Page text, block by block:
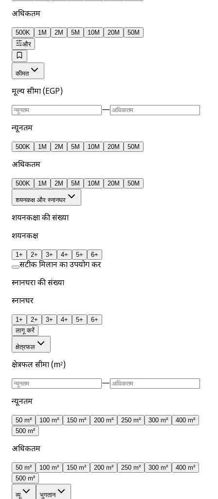
अधिकतम
500K 1M 2M 5M 10M 20M
50M
और
कीमत
मूल्य सीमा (EGP)
—
न्यूनतम
500K 1M 2M 5M 10M 20M 50M
अधिकतम
500K 1M 2M 5M 10M 20M 50M
शयनकक्ष और स्नानघर
शयनकक्षों की संख्या
शयनकक्ष
1+ 2+ 3+ 4+ 5+ 6+
सटीक मिलान का उपयोग करें
स्नानघरों की संख्या
स्नानघर
1+ 2+ 3+ 4+ 5+
6+
लागू करें
क्षेत्रफल
क्षेत्रफल सीमा (m²)
—
न्यूनतम
50 m² 100 m² 150 m² 200 m² 250 m² 300 m²
400 m²
500 m²
अधिकतम
50 m² 100 m² 150 m² 200 m² 250 m² 300 m²
400 m²
500 m²
व्यू भुगतान